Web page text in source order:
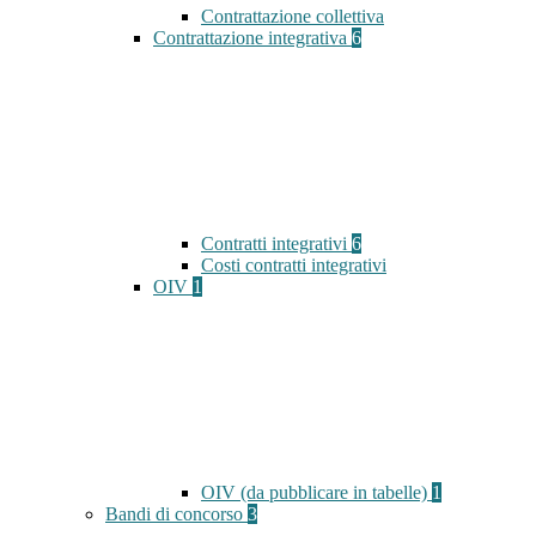
Contrattazione collettiva
Contrattazione integrativa 6
Contratti integrativi 6
Costi contratti integrativi
OIV 1
OIV (da pubblicare in tabelle) 1
Bandi di concorso 3